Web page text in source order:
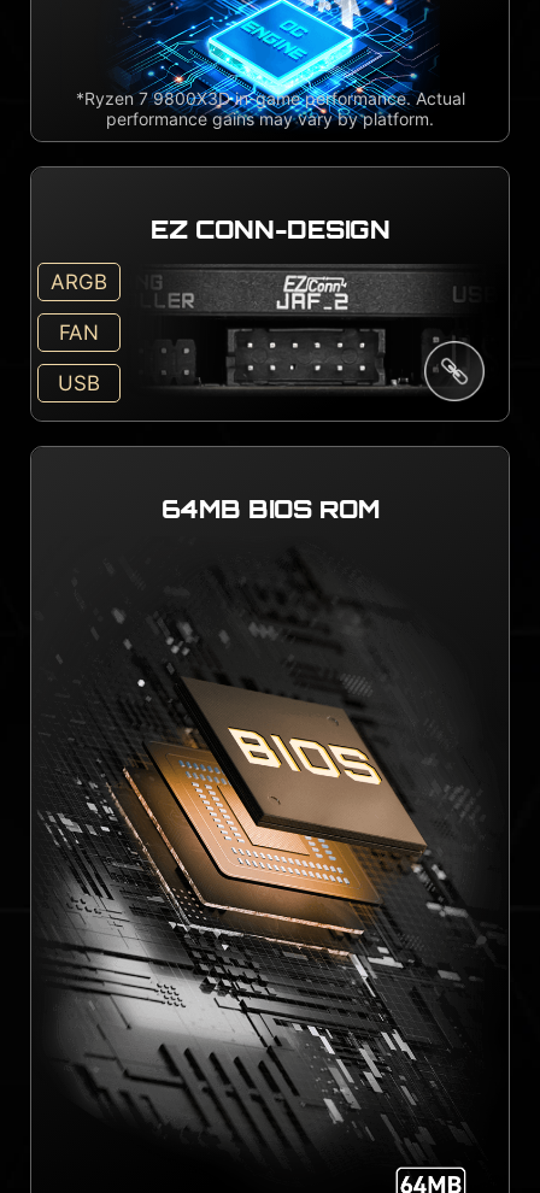
*Ryzen 7 9800X3D in-game performance. Actual
performance gains may vary by platform.
EZ CONN-DESIGN
ARGB
FAN
USB
64MB BIOS ROM